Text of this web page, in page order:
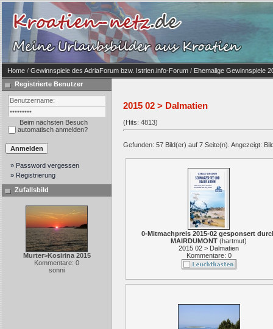
Home / Gewinnspiele des AdriaForum bzw. Istrien.info-Forum / Ehemalige Gewinnspiele
Registrierte Benutzer
Beim nächsten Besuch
automatisch anmelden?
» Password vergessen
» Registrierung
Zufallsbild
Murter>Kosirina 2015
Kommentare: 0
sonni
2015 02 > Dalmatien
(Hits: 4813)
Gefunden: 57 Bild(er) auf 7 Seite(n). Angezeigt:
0-Mitmachpreis 2015-02 gesponsert
MAIRDUMONT (hartmut)
2015 02 > Dalmatien
Kommentare: 0